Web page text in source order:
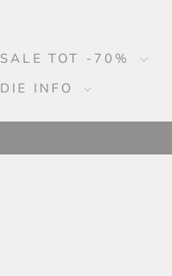
SALE TOT -70%
DIE INFO